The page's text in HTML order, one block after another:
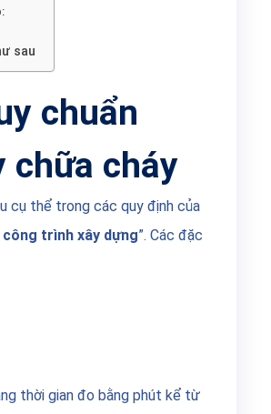
sau
chuẩn
chữa cháy
cụ thể trong các quy định của
công trình xây dựng”. Các đặc
thời gian đo bằng phút kể từ